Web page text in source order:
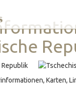
Karten,